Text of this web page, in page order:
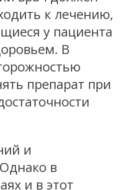
к лечению,
у пациента
В
препарат при
и
в
и в этот